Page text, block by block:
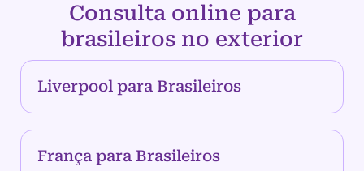
Consulta online para
brasileiros no exterior
Liverpool para Brasileiros
França para Brasileiros